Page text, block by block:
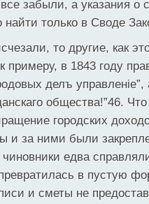
забыли, а указания о
только в Своде
то другие, как
примеру, в 1843 году
делъ
общества!”46.
городских
и за ними были
едва
в пустую
и сметы не